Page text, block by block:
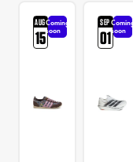
AUG
15
Coming
soon
SEP
01
Coming
soon